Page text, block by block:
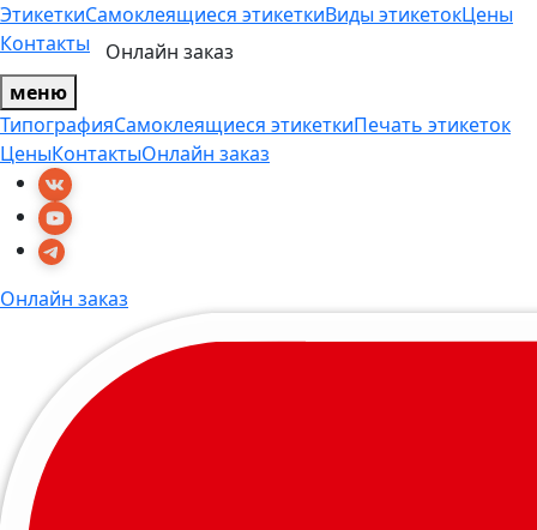
ЭтикеткиСамоклеящиеся этикеткиВиды этикетокЦены
Контакты
Онлайн заказ
меню
ТипографияСамоклеящиеся этикеткиПечать этикеток
ЦеныКонтактыОнлайн заказ
Онлайн заказ